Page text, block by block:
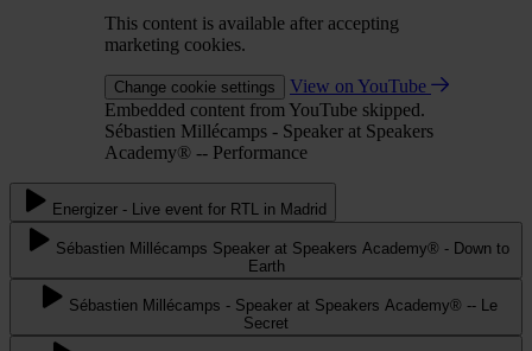
This content is available after accepting
marketing cookies.
Change cookie settings
View on YouTube
Embedded content from YouTube skipped.
Sébastien Millécamps - Speaker at Speakers
Academy® -- Performance
Energizer - Live event for RTL in Madrid
Sébastien Millécamps Speaker at Speakers Academy® - Down to
Earth
Sébastien Millécamps - Speaker at Speakers Academy® -- Le
Secret